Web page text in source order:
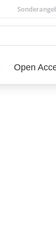
Open